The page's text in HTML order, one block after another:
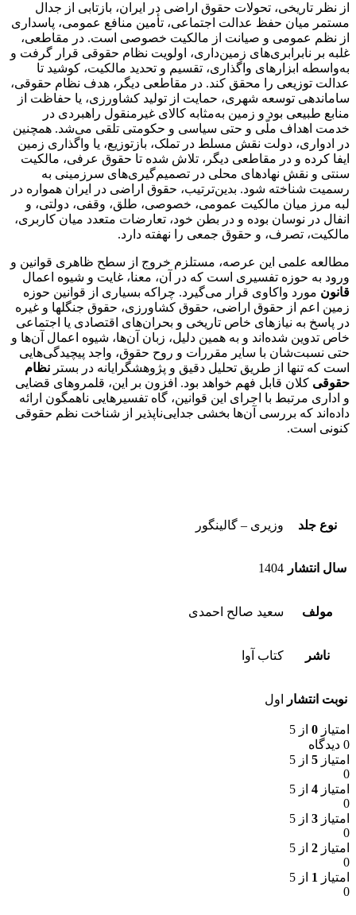
از نظر تاریخی، تحولات حقوق اراضی در ایران، بازتابی از جدال
مستمر میان حفظ عدالت اجتماعی، تأمین منافع عمومی، پاسداری
از نظم عمومی و صیانت از مالکیت خصوصی است. در مقاطعی،
غلبه بر نابرابری‌های زمین‌داری، اولویت نظام حقوقی قرار گرفت و
به‌واسطه ابزارهای واگذاری، تقسیم و تحدید مالکیت، کوشید تا
عدالت توزیعی را محقق کند. در مقاطعی دیگر، هدف نظام حقوقی،
ساماندهی توسعه شهری، حمایت از تولید کشاورزی، یا حفاظت از
منابع طبیعی بود و زمین به‌مثابه کالای غیرمنقول راهبردی در
خدمت اهداف ملّی و حتی سیاسی و حکومتی تلقی می‌شد. همچنین
در ادواری، دولت نقش مسلط در تملک، بازتوزیع، یا واگذاری زمین
ایفا کرده و در مقاطعی دیگر، تلاش شده تا حقوق عرفی، مالکیت
سنتی و نقش نهادهای محلی در تصمیم‌گیری‌های سرزمینی به
رسمیت شناخته شود. بدین‌ترتیب، حقوق اراضی در ایران همواره در
لبه مرز میان مالکیت عمومی، خصوصی، طلق، وقفی، دولتی، و
انفال در نوسان بوده و در بطن خود، تعارضات متعدد میان کاربری،
مالکیت، تصرف، و حقوق جمعی را نهفته دارد.
مطالعه علمی این عرصه، مستلزم خروج از سطح ظاهری قوانین و
ورود به حوزه تفسیری است که در آن، معنا، غایت و شیوه اعمال
قانون مورد واکاوی قرار می‌گیرد. چراکه بسیاری از قوانین حوزه
زمین اعم از حقوق اراضی، حقوق کشاورزی، حقوق جنگلها و غیره
در پاسخ به نیازهای خاص تاریخی و بحران‌های اقتصادی یا اجتماعی
خاص تدوین شده‌اند و به همین دلیل، زبان آن‌ها، شیوه اعمال آن‌ها و
حتی نسبت‌شان با سایر مقررات و روح حقوق، واجد پیچیدگی‌هایی
است که تنها از طریق تحلیل دقیق و پژوهشگرایانه در بستر نظام
حقوقی کلان قابل فهم خواهد بود. افزون بر این، قلمروهای قضایی
و اداری مرتبط با اجرای این قوانین، گاه تفسیرهایی ناهمگون ارائه
داده‌اند که بررسی آن‌ها بخشی جدایی‌ناپذیر از شناخت نظم حقوقی
کنونی است.
نوع جلد وزیری – گالینگور
سال انتشار 1404
مولف سعید صالح احمدی
ناشر کتاب آوا
نوبت انتشار اول
امتیاز 0 از 5
0 دیدگاه
امتیاز 5 از 5
0
امتیاز 4 از 5
0
امتیاز 3 از 5
0
امتیاز 2 از 5
0
امتیاز 1 از 5
0